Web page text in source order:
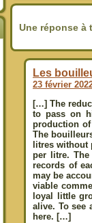
Une réponse à
Les
23 février
[…] The
to pass on
production
The
litres
per litre.
records of
may be
viable
loyal little
alive. To see
here. […]